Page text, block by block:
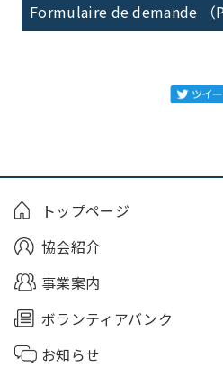
Formulaire de demande （
トップページ
協会紹介
事業案内
ボランティアバンク
お知らせ